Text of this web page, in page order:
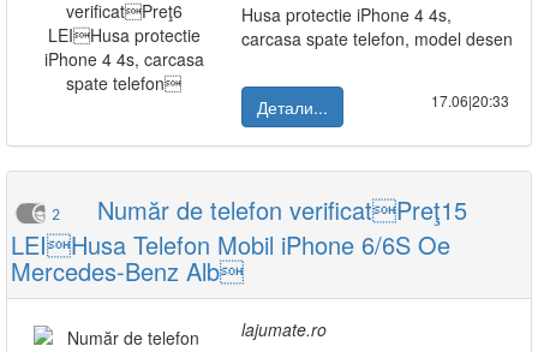
Husa protectie iPhone 4 4s,
carcasa spate telefon, model desen
Детали... 17.06|20:33
2
Număr de telefon verificatPreţ15
LEIHusa Telefon Mobil iPhone 6/6S Oe
Mercedes-Benz Alb
lajumate.ro